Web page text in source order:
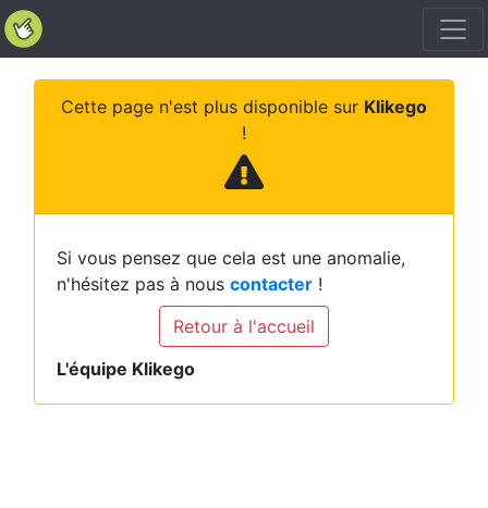
Cette page n'est plus disponible sur Klikego
!
Si vous pensez que cela est une anomalie,
n'hésitez pas à nous contacter !
Retour à l'accueil
L'équipe Klikego